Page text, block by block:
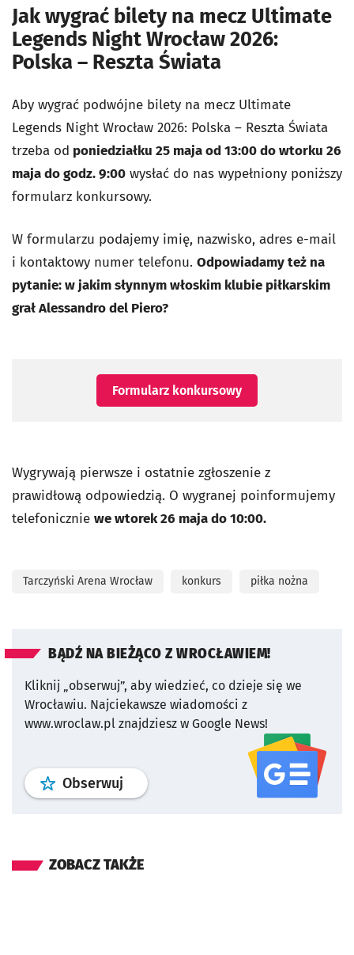
Jak wygrać bilety na mecz Ultimate
Legends Night Wrocław 2026:
Polska – Reszta Świata
Aby wygrać podwójne bilety na mecz Ultimate
Legends Night Wrocław 2026: Polska – Reszta Świata
trzeba od poniedziałku 25 maja od 13:00 do wtorku 26
maja do godz. 9:00 wysłać do nas wypełniony poniższy
formularz konkursowy.
W formularzu podajemy imię, nazwisko, adres e-mail
i kontaktowy numer telefonu. Odpowiadamy też na
pytanie: w jakim słynnym włoskim klubie piłkarskim
grał Alessandro del Piero?
Formularz konkursowy
Wygrywają pierwsze i ostatnie zgłoszenie z
prawidłową odpowiedzią. O wygranej poinformujemy
telefonicznie we wtorek 26 maja do 10:00.
Tarczyński Arena Wrocław konkurs piłka nożna
BĄDŹ NA BIEŻĄCO Z WROCŁAWIEM!
Kliknij „obserwuj”, aby wiedzieć, co dzieje się we
Wrocławiu. Najciekawsze wiadomości z
www.wroclaw.pl znajdziesz w Google News!
Obserwuj profil serwisu
ZOBACZ TAKŻE